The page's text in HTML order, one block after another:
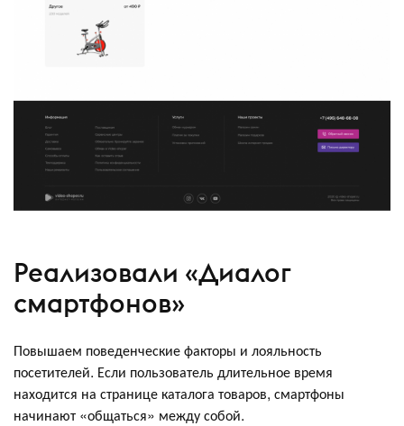
Реализовали «Диалог
смартфонов»
Повышаем поведенческие факторы и лояльность
посетителей. Если пользователь длительное время
находится на странице каталога товаров, смартфоны
начинают «общаться» между собой.